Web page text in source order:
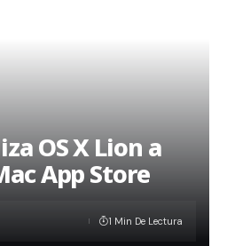
OS X Lion a
App Store
1 Min De Lectura